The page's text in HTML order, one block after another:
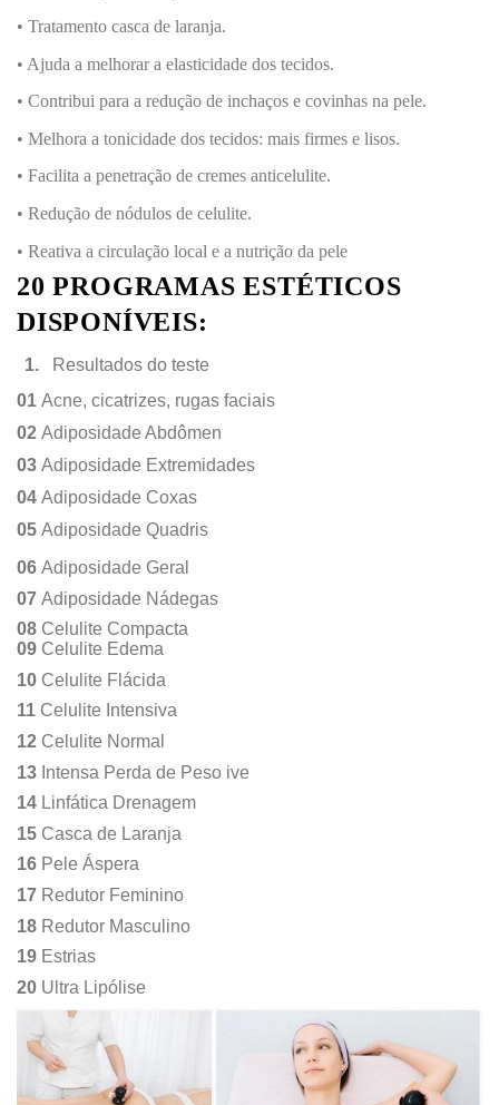
• Tratamento casca de laranja.
• Ajuda a melhorar a elasticidade dos tecidos.
• Contribui para a redução de inchaços e covinhas na pele.
• Melhora a tonicidade dos tecidos: mais firmes e lisos.
• Facilita a penetração de cremes anticelulite.
• Redução de nódulos de celulite.
• Reativa a circulação local e a nutrição da pele
20 PROGRAMAS ESTÉTICOS
DISPONÍVEIS:
1.
Resultados do teste
01 Acne, cicatrizes, rugas faciais
02 Adiposidade Abdômen
03 Adiposidade Extremidades
04 Adiposidade Coxas
05 Adiposidade Quadris
06 Adiposidade Geral
07 Adiposidade Nádegas
08 Celulite Compacta
09 Celulite Edema
10 Celulite Flácida
11 Celulite Intensiva
12 Celulite Normal
13 Intensa Perda de Peso ive
14 Linfática Drenagem
15 Casca de Laranja
16 Pele Áspera
17 Redutor Feminino
18 Redutor Masculino
19 Estrias
20 Ultra Lipólise